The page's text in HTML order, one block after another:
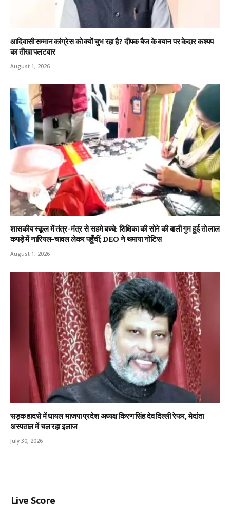
आदिवासी सम्मान कांग्रेस को क्यों चुभ रहा है? दीपक बैज के बयान पर केदार कश्यप
का तीखा पलटवार
August 1, 2026
शासकीय स्कूल में तंत्र-मंत्र से सहमे बच्चे: शिक्षिका की सोने की बाली गुम हुई तो लाल
कपड़े में नारियल-चावल लेकर पहुँचीं; DEO ने थमाया नोटिस
August 1, 2026
सड़क हादसे में घायल भाजपा प्रदेश अध्यक्ष किरण सिंह देव दिल्ली रेफर, मेदांता
अस्पताल में चल रहा इलाज
July 30, 2026
Live Score